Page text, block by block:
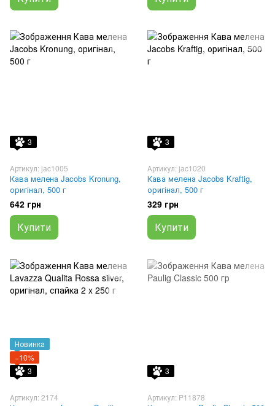
3
Артикул: jac1005
Кава мелена Jacobs Kronung,
оригінал, 500 г
642 грн
Купити
3
Артикул: jac1020
Кава мелена Jacobs Kraftig,
оригінал, 500 г
329 грн
Купити
Новинка
−10%
3
Артикул: 2174
3
Артикул: P11878